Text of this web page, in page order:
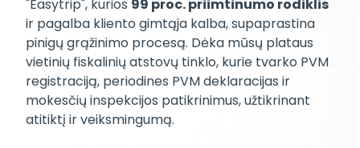
"Easytrip", kurios 99 proc. priimtinumo rodiklis
ir pagalba kliento gimtąja kalba, supaprastina
pinigų grąžinimo procesą. Dėka mūsų plataus
vietinių fiskalinių atstovų tinklo, kurie tvarko PVM
registraciją, periodines PVM deklaracijas ir
mokesčių inspekcijos patikrinimus, užtikrinant
atitiktį ir veiksmingumą.